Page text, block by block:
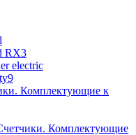
RX3
electric
Комплектующие к
Комплектующие